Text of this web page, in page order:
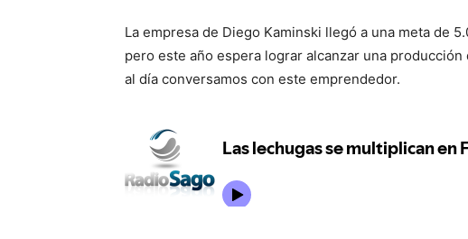
La empresa de Diego Kaminski llegó a una meta de
pero este año espera lograr alcanzar una
al día conversamos con este emprendedor.